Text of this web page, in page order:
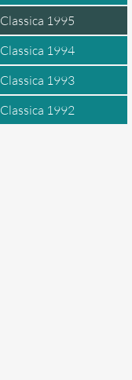
1995
1994
1993
1992